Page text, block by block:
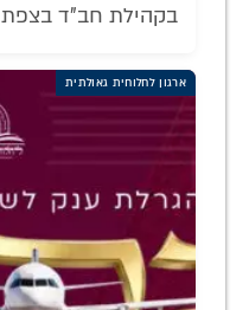
בקהילת חב"ד בצפת
ארגון לחלוחית גאולתית